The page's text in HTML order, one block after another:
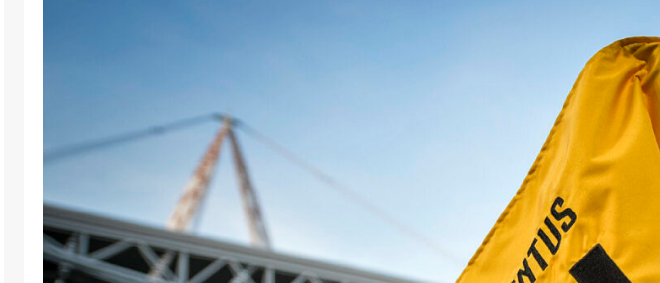
Juve, il duetto di Yildiz e Zhegrova in
palestra: cantano ‘L’italiano’
David, quale futuro? La Juve ha
un’idea ben precisa